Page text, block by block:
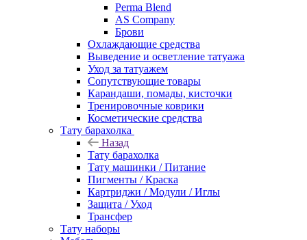
Perma Blend
AS Company
Брови
Охлаждающие средства
Выведение и осветление татуажа
Уход за татуажем
Сопутствующие товары
Карандаши, помады, кисточки
Тренировочные коврики
Косметические средства
Тату барахолка
Назад
Тату барахолка
Тату машинки / Питание
Пигменты / Краска
Картриджи / Модули / Иглы
Защита / Уход
Трансфер
Тату наборы